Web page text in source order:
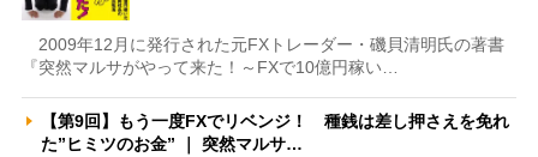
2009年12月に発行された元FXトレーダー・磯貝清明氏の著書
『突然マルサがやって来た！～FXで10億円稼い…
【第9回】もう一度FXでリベンジ！ 種銭は差し押さえを免れ
た”ヒミツのお金” ｜ 突然マルサ…